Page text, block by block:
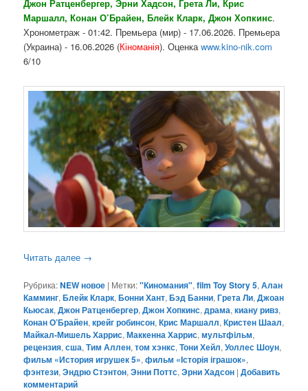
Джон Ратценбергер, Эрни Хадсон, Грета Ли, Крис
Маршалл, Конан О’Брайен, Блейк Кларк, Джон Хопкинс.
Хронометраж - 01:42. Премьера (мир) - 17.06.2026. Премьера
(Украина) - 16.06.2026 (Кіноманія). Оценкаwww.kino-nik.com
6/10
Читать далее →
Рубрика:NEW новое | Метки:"Киномания",film Toy Story 5,Алан
Камминг,Блейк Кларк,Бонни Хант,Бэд Банни,Грета Ли,Джоан
Кьюсак,Джон Ратценбергер,Джон Хопкинс,драма,киану ривз,
Конан О’Брайен,крейг робинсон,Крис Маршалл,Кристен Шаал,
Майкал-Мишель Харрис,Маккенна Харрис,мультфільм,
рецензия,сша,Тим Аллен,том хэнкс,Тони Хейл,Уоллес Шоун,
фильм «История игрушек 5»,фильм «Історія іграшок»,
фэнтези,Эндрю Стэнтон,Энни Поттс,Эрни Хадсон |Добавить
комментарий